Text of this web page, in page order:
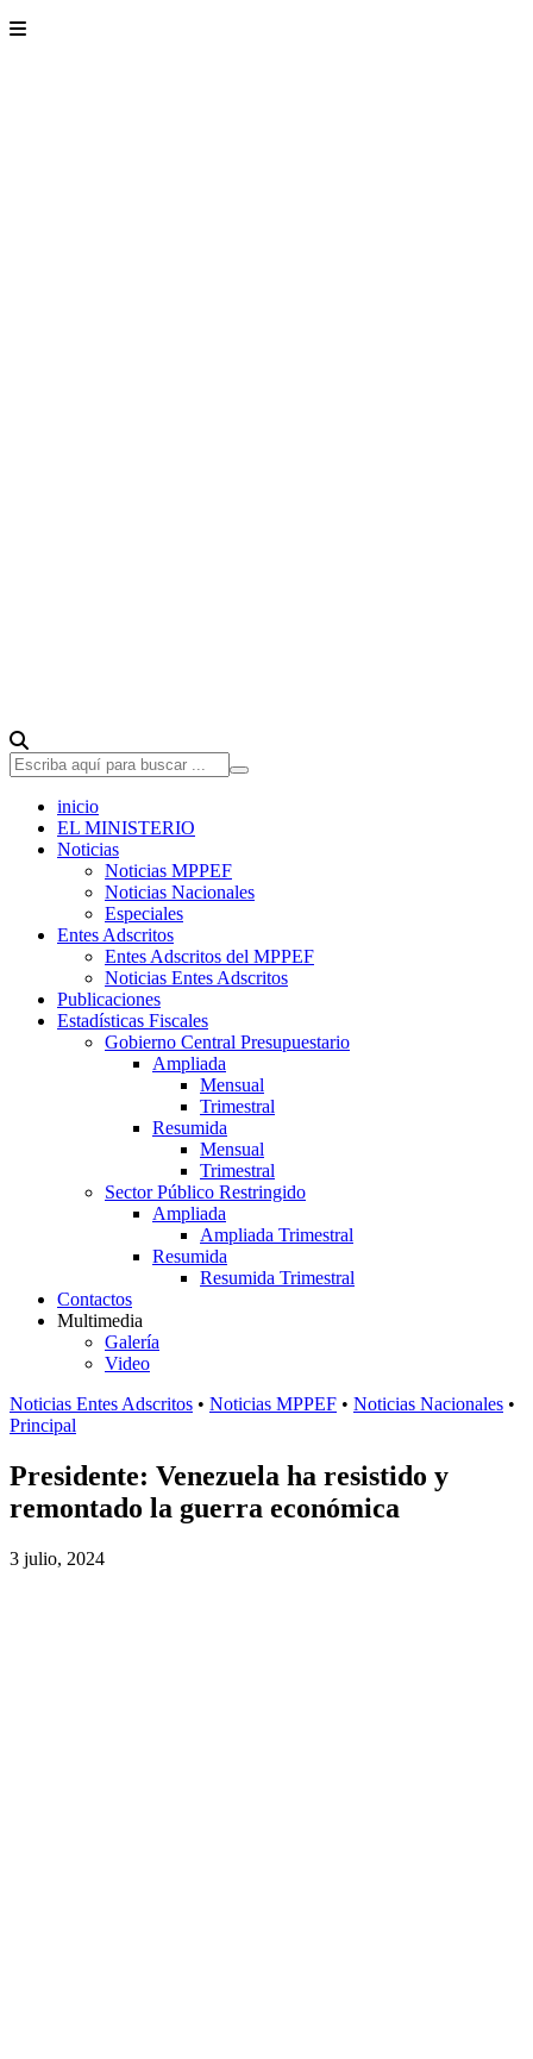
inicio
EL MINISTERIO
Noticias
Noticias MPPEF
Noticias Nacionales
Especiales
Entes Adscritos
Entes Adscritos del MPPEF
Noticias Entes Adscritos
Publicaciones
Estadísticas Fiscales
Gobierno Central Presupuestario
Ampliada
Mensual
Trimestral
Resumida
Mensual
Trimestral
Sector Público Restringido
Ampliada
Ampliada Trimestral
Resumida
Resumida Trimestral
Contactos
Multimedia
Galería
Video
Noticias Entes Adscritos • Noticias MPPEF • Noticias Nacionales •
Principal
Presidente: Venezuela ha resistido y
remontado la guerra económica
3 julio, 2024